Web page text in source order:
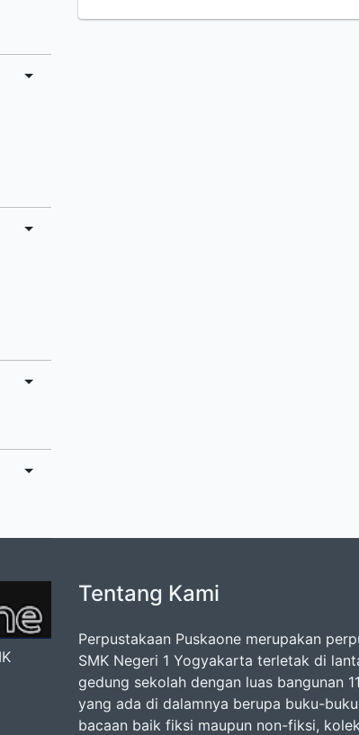
Tentang Kami
Perpustakaan Puskaone merupakan
SMK Negeri 1 Yogyakarta terletak di
gedung sekolah dengan luas bangunan
yang ada di dalamnya berupa buku-
bacaan baik fiksi maupun non-fiksi,